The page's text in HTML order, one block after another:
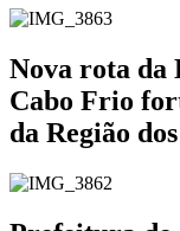
Nova rota da
Cabo Frio
da Região